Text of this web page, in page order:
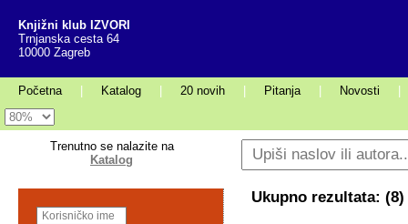
Knjižni klub IZVORI
Trnjanska cesta 64
10000 Zagreb
Početna Katalog 20 novih Pitanja Novosti
Trenutno se nalazite na
Katalog
Ukupno rezultata: (8)